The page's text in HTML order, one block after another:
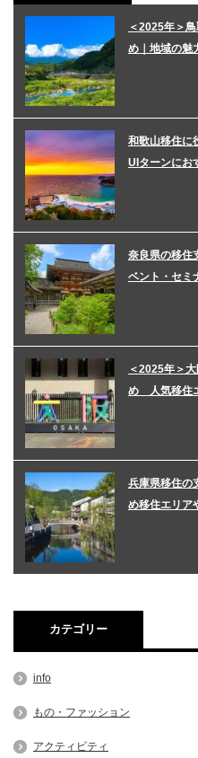
＜2025年＞
め｜地域の魅
和歌山移住に
UIターンにお
奈良県の移住
ベント・セミ
＜2025年＞
め 人気移住
兵庫県移住の
め移住エリア
カテゴリー
info
もの・ファッション
アクティビティ